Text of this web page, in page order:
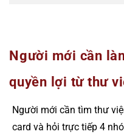
Người mới cần
quyền lợi từ thư
Người mới cần tìm thư
card và hỏi trực tiếp 4